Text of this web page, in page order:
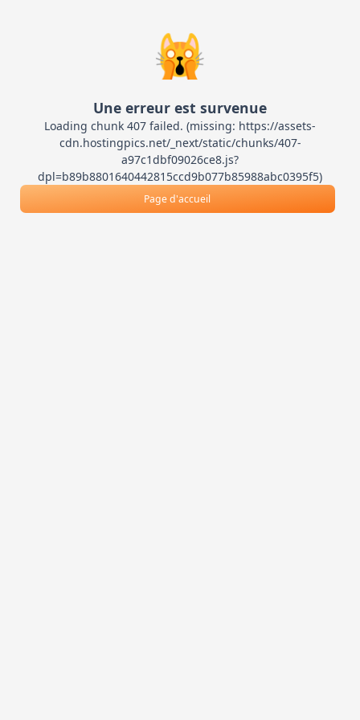
🙀
Une erreur est survenue
Loading chunk 407 failed. (missing: https://assets-
cdn.hostingpics.net/_next/static/chunks/407-
a97c1dbf09026ce8.js?
dpl=b89b8801640442815ccd9b077b85988abc0395f5)
Page d'accueil